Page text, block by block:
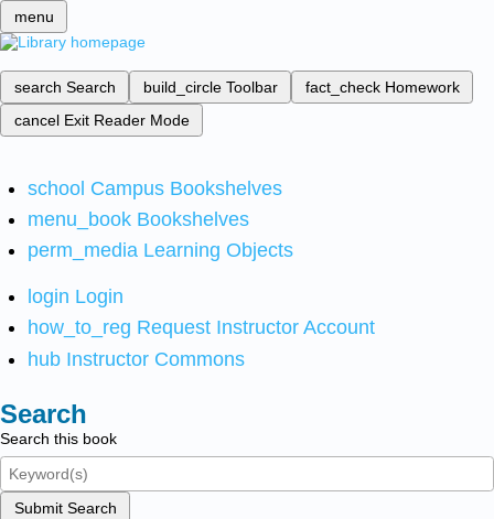
menu
search Search build_circle Toolbar fact_check Homework
cancel Exit Reader Mode
school Campus Bookshelves
menu_book Bookshelves
perm_media Learning Objects
login Login
how_to_reg Request Instructor Account
hub Instructor Commons
Search
Search this book
Submit Search